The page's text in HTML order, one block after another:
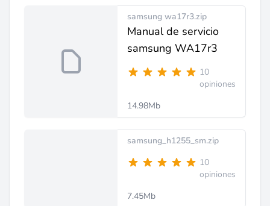
samsung wa17r3.zip
Manual de servicio
samsung WA17r3
10
opiniones
14.98Mb
samsung_h1255_sm.zip
10
opiniones
7.45Mb